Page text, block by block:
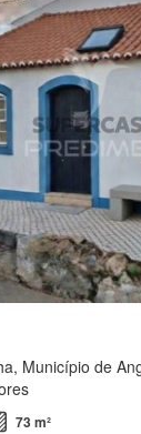
Município de
73 m²